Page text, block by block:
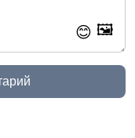
😊 🖼️